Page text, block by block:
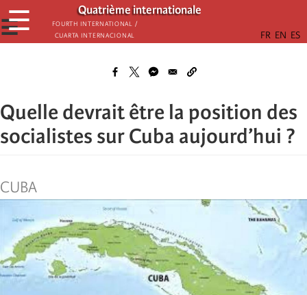
Aller
au
contenu
Quatrième internationale
Fourth International /
Cuarta Internacional
☰
☰
Quelle devrait être la position des
socialistes sur Cuba aujourd’hui ?
CUBA